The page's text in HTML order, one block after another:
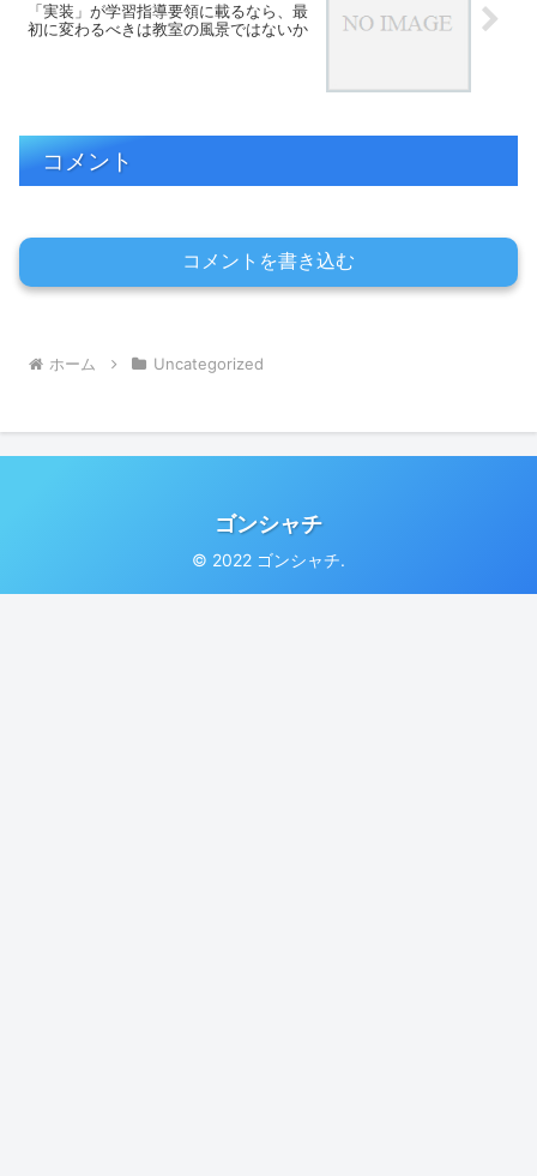
「実装」が学習指導要領に載るなら、最
初に変わるべきは教室の風景ではないか
コメント
コメントを書き込む
ホーム Uncategorized
ゴンシャチ
© 2022 ゴンシャチ.